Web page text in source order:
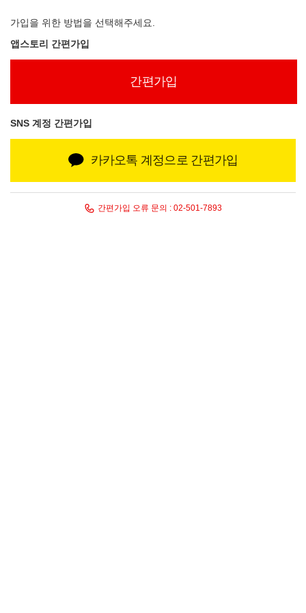
가입을 위한 방법을 선택해주세요.
앱스토리 간편가입
간편가입
SNS 계정 간편가입
카카오톡 계정으로 간편가입
간편가입 오류 문의 : 02-501-7893